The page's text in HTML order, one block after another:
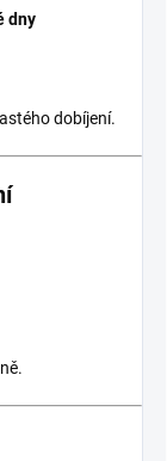
dny
dobíjení.